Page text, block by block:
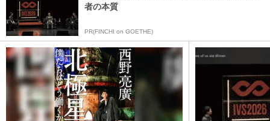
者の本質
PR(FINCHI on GOETHE)